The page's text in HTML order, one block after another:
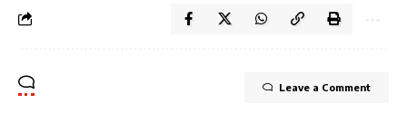
Leave a Comment